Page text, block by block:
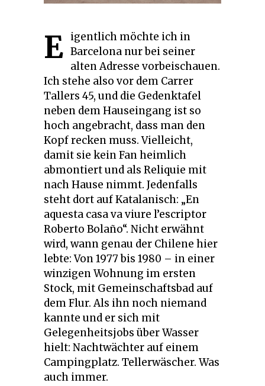
E igentlich möchte ich in
Barcelona nur bei seiner
alten Adresse vorbeischauen.
Ich stehe also vor dem Carrer
Tallers 45, und die Gedenktafel
neben dem Hauseingang ist so
hoch angebracht, dass man den
Kopf recken muss. Vielleicht,
damit sie kein Fan heimlich
abmontiert und als Reliquie mit
nach Hause nimmt. Jedenfalls
steht dort auf Katalanisch: „En
aquesta casa va viure l’escriptor
Roberto Bolaño“. Nicht erwähnt
wird, wann genau der Chilene hier
lebte: Von 1977 bis 1980 – in einer
winzigen Wohnung im ersten
Stock, mit Gemeinschaftsbad auf
dem Flur. Als ihn noch niemand
kannte und er sich mit
Gelegenheitsjobs über Wasser
hielt: Nachtwächter auf einem
Campingplatz. Tellerwäscher. Was
auch immer.